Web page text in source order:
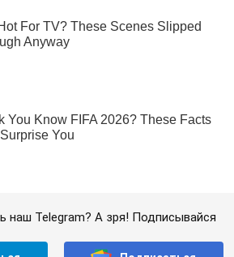
наш Telegram? А зря! Подписывайся